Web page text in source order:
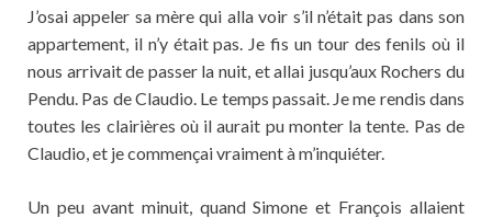
J’osai appeler sa mère qui alla voir s’il n’était pas dans son
appartement, il n’y était pas. Je fis un tour des fenils où il
nous arrivait de passer la nuit, et allai jusqu’aux Rochers du
Pendu. Pas de Claudio. Le temps passait. Je me rendis dans
toutes les clairières où il aurait pu monter la tente. Pas de
Claudio, et je commençai vraiment à m’inquiéter.
Un peu avant minuit, quand Simone et François allaient